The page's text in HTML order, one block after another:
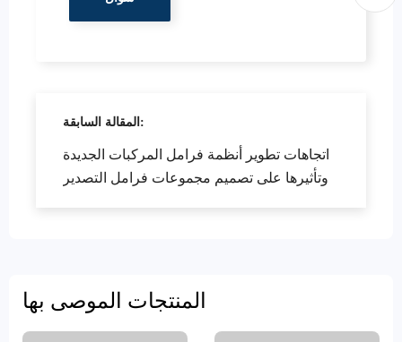
المقالة السابقة:
اتجاهات تطوير أنظمة فرامل المركبات الجديدة
وتأثيرها على تصميم مجموعات فرامل التصدير
المنتجات الموصى بها